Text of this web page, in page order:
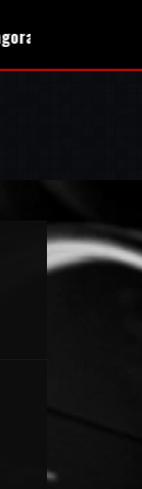
CHAGAS SOBRINHO